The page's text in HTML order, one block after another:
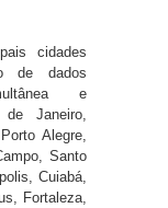
cidades
de dados
e
Janeiro,
Alegre,
Santo
Cuiabá,
Fortaleza,